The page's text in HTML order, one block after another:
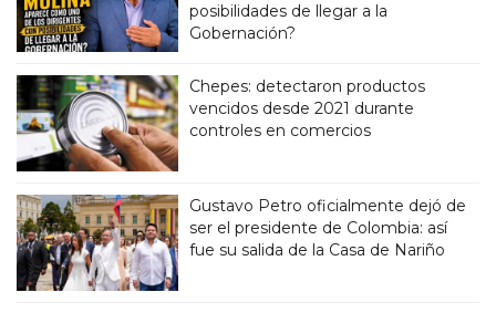
posibilidades de llegar a la
Gobernación?
Chepes: detectaron productos
vencidos desde 2021 durante
controles en comercios
Gustavo Petro oficialmente dejó de
ser el presidente de Colombia: así
fue su salida de la Casa de Nariño